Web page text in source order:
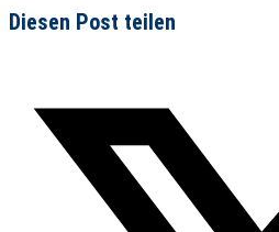
Diesen Post teilen